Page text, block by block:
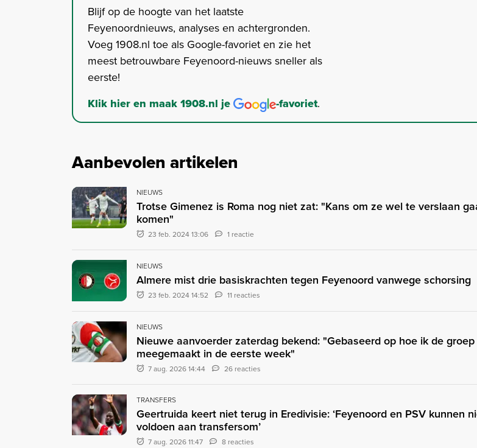
Blijf op de hoogte van het laatste
Feyenoordnieuws, analyses en achtergronden.
Voeg 1908.nl toe als Google-favoriet en zie het
meest betrouwbare Feyenoord-nieuws sneller als
eerste!
Klik hier en maak 1908.nl je
-favoriet.
Aanbevolen artikelen
NIEUWS
Trotse Gimenez is Roma nog niet zat: "Kans om ze wel te verslaan
komen"
23 feb. 2024 13:06 1 reactie
NIEUWS
Almere mist drie basiskrachten tegen Feyenoord vanwege schorsing
23 feb. 2024 14:52 11 reacties
NIEUWS
Nieuwe aanvoerder zaterdag bekend: "Gebaseerd op hoe ik de
meegemaakt in de eerste week"
7 aug. 2026 14:44 26 reacties
TRANSFERS
Geertruida keert niet terug in Eredivisie: ‘Feyenoord en PSV kunnen
voldoen aan transfersom’
7 aug. 2026 11:47 8 reacties